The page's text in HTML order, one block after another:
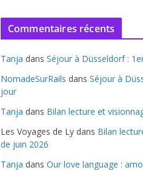
c
v
e
s
Commentaires récents
Tanja dans Séjour à Düsseldorf :
NomadeSurRails dans Séjour à
jour
Tanja dans Bilan lecture et
Les Voyages de Ly dans Bilan
de juin 2026
Tanja dans Our love language :